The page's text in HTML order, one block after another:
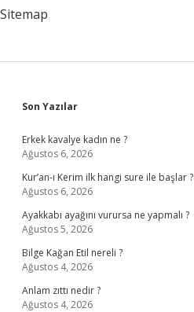
Sitemap
Sidebar
Son Yazılar
Erkek kavalye kadın ne ?
Ağustos 6, 2026
Kur’an-ı Kerim ilk hangi sure ile başlar ?
Ağustos 6, 2026
Ayakkabı ayağını vurursa ne yapmalı ?
Ağustos 5, 2026
Bilge Kağan Etil nereli ?
Ağustos 4, 2026
Anlam zıttı nedir ?
Ağustos 4, 2026